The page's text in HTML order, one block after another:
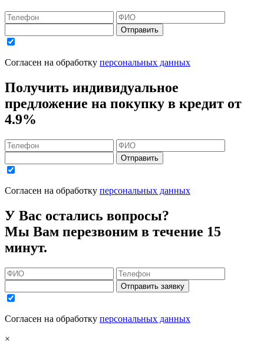
Отправить
Согласен на обработку персональных данных
Получить индивидуальное
предложение на покупку в кредит от
4.9%
Отправить
Согласен на обработку персональных данных
У Вас остались вопросы?
Мы Вам перезвоним в течение 15
минут.
Отправить заявку
Согласен на обработку персональных данных
×